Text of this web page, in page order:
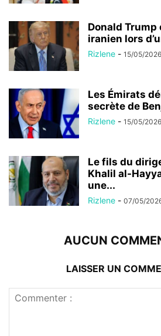
Donald Trump
iranien lors
Rizlene - 15/05/2026
Les Émirats
secrète de
Rizlene - 15/05/2026
Le fils du
Khalil al-
une...
Rizlene - 07/05/
AUCUN
LAISSER UN